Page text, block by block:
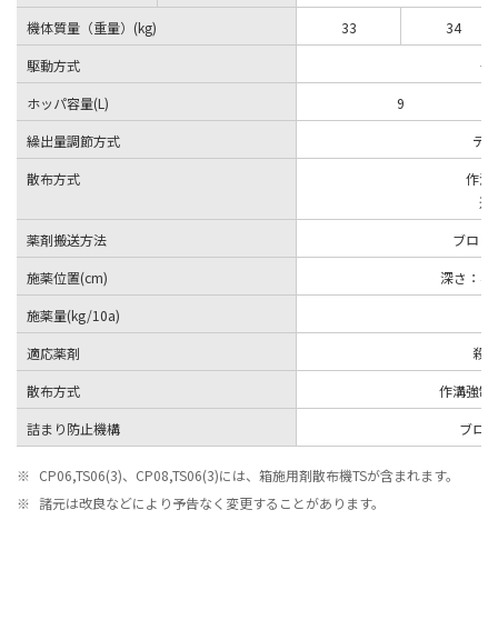
機体質量（重量）(kg)
33
34
駆動方式
モ
ホッパ容量(L)
9
繰出量調節方式
デ
散布方式
作溝
連
薬剤搬送方法
ブロワ
施薬位置(cm)
深さ：4
施薬量(kg/10a)
適応薬剤
殺
散布方式
作溝強制
詰まり防止機構
ブロ
※ CP06,TS06(3)、CP08,TS06(3)には、箱施用剤散布機TSが含まれます。
※ 諸元は改良などにより予告なく変更することがあります。